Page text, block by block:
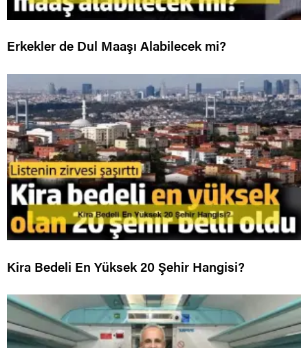
Erkekler de Dul Maaşı Alabilecek mi?
Kira Bedeli En Yüksek 20 Şehir Hangisi?